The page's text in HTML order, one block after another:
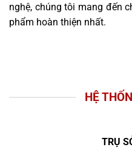
nghệ, chúng tôi mang đến
phẩm hoàn thiện nhất.
HỆ
TRỤ